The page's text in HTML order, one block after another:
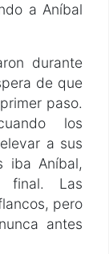
a Aníbal
durante
de que
paso.
los
a sus
iba Aníbal,
final. Las
pero
antes